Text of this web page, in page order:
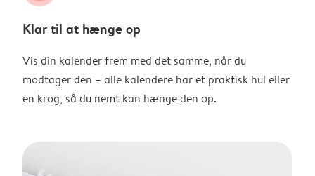
Klar til at hænge op
Vis din kalender frem med det samme, når du
modtager den – alle kalendere har et praktisk hul eller
en krog, så du nemt kan hænge den op.